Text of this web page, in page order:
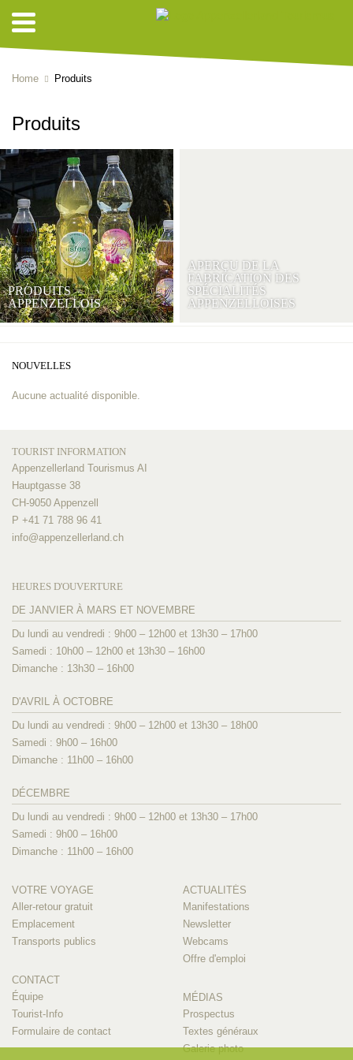
Home Produits
Produits
PRODUITS
APPENZELLOIS
APERÇU DE LA
FABRICATION DES
SPÉCIALITÉS
APPENZELLOISES
NOUVELLES
Aucune actualité disponible.
TOURIST INFORMATION
Appenzellerland Tourismus AI
Hauptgasse 38
CH-9050 Appenzell
P +41 71 788 96 41
info@appenzellerland.ch
HEURES D'OUVERTURE
DE JANVIER À MARS ET NOVEMBRE
Du lundi au vendredi : 9h00 – 12h00 et 13h30 – 17h00
Samedi : 10h00 – 12h00 et 13h30 – 16h00
Dimanche : 13h30 – 16h00
D'AVRIL À OCTOBRE
Du lundi au vendredi : 9h00 – 12h00 et 13h30 – 18h00
Samedi : 9h00 – 16h00
Dimanche : 11h00 – 16h00
DÉCEMBRE
Du lundi au vendredi : 9h00 – 12h00 et 13h30 – 17h00
Samedi : 9h00 – 16h00
Dimanche : 11h00 – 16h00
VOTRE VOYAGE
Aller-retour gratuit
Emplacement
Transports publics
CONTACT
Équipe
Tourist-Info
Formulaire de contact
ACTUALITÉS
Manifestations
Newsletter
Webcams
Offre d'emploi
MÉDIAS
Prospectus
Textes généraux
Galerie photo